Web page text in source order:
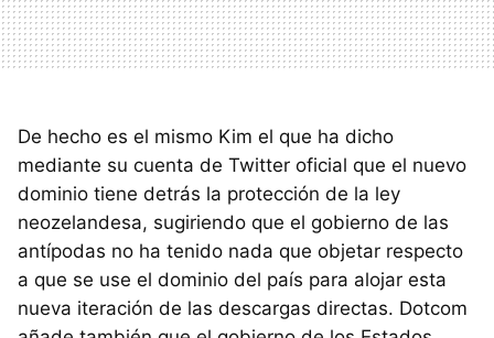
De hecho es el mismo Kim el que ha dicho
mediante su cuenta de Twitter oficial que el nuevo
dominio tiene detrás la protección de la ley
neozelandesa, sugiriendo que el gobierno de las
antípodas no ha tenido nada que objetar respecto
a que se use el dominio del país para alojar esta
nueva iteración de las descargas directas. Dotcom